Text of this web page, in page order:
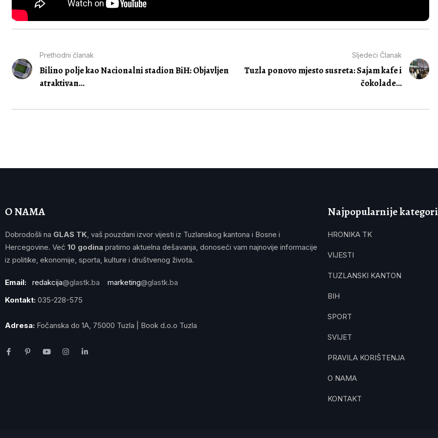
Prethodni članak
Bilino polje kao Nacionalni stadion BiH: Objavljen
atraktivan...
Sljedeći Članak
Tuzla ponovo mjesto susreta: Sajam kafe i
čokolade...
O NAMA
Dobrodošli na GLAS TK , vaš pouzdani izvor vijesti iz Tuzlanskog kantona i Bosne i
Hercegovine. Već 10 godina pratimo aktuelna dešavanja, donoseći vam najnovije informacije
iz politike, ekonomije, sporta, kulture i društvenog života.
Email: redakcija@glastk.ba marketing@glastk.ba
Kontakt: 035-228-575
Adresa: Fočanska do 1A, 75000 Tuzla | Book d.o.o Tuzla
Najpopularnije
HRONIKA TK
VIJESTI
TUZLANSKI KANTON
BIH
SPORT
SVIJET
PRAVILA KORIŠTENJA
O NAMA
KONTAKT